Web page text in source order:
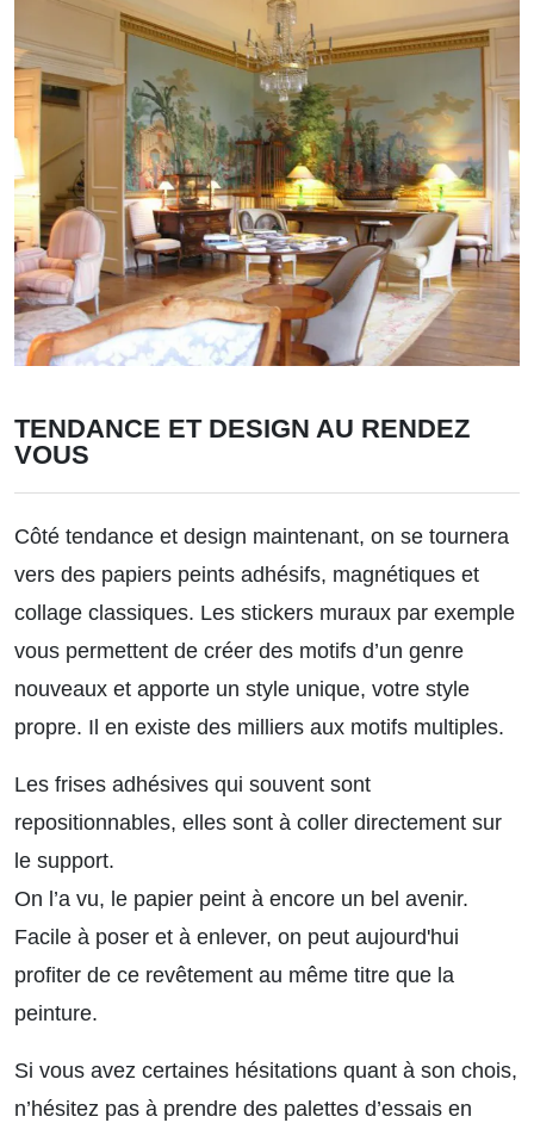
TENDANCE ET DESIGN AU RENDEZ
VOUS
Côté tendance et design maintenant, on se tournera
vers des papiers peints adhésifs, magnétiques et
collage classiques. Les stickers muraux par exemple
vous permettent de créer des motifs d’un genre
nouveaux et apporte un style unique, votre style
propre. Il en existe des milliers aux motifs multiples.
Les frises adhésives qui souvent sont
repositionnables, elles sont à coller directement sur
le support.
On l’a vu, le papier peint à encore un bel avenir.
Facile à poser et à enlever, on peut aujourd'hui
profiter de ce revêtement au même titre que la
peinture.
Si vous avez certaines hésitations quant à son chois,
n’hésitez pas à prendre des palettes d’essais en